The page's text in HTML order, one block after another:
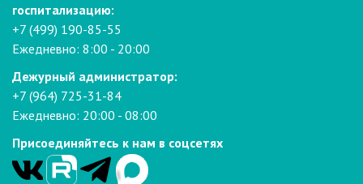
госпитализацию:
+7 (499) 190-85-55
Ежедневно: 8:00 - 20:00
Дежурный администратор:
+7 (964) 725-31-84
Ежедневно: 20:00 - 08:00
Присоединяйтесь к нам в соцсетях